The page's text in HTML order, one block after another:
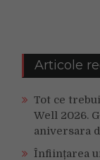
Articole
Tot ce
Well 2026.
aniversara
Înființarea